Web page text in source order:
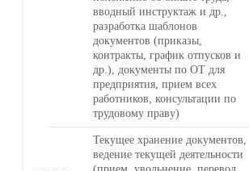
вводный инструктаж и др.,
разработка шаблонов
документов (приказы,
контракты, график отпусков и
др.), документы по ОТ для
предприятия, прием всех
работников, консультации по
трудовому праву)
Текущее хранение документов,
ведение текущей деятельности